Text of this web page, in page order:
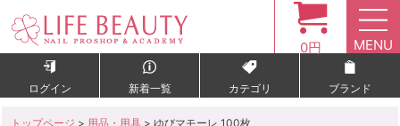
0円 MENU
ログイン 新着一覧 カテゴリ ブランド
トップページ > 用品・用具 > ゆびマモーレ 100枚